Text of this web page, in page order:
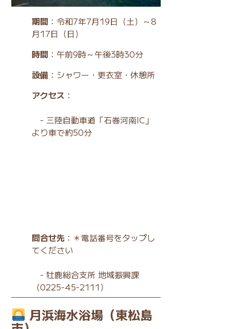
期間 ：令和7年7月19日（土）～8
月17日（日）
時間 ：午前9時～午後3時30分
設備 ：シャワー・更衣室・休憩所
アクセス ：
- 三陸自動車道「石巻河南IC」
より車で約50分
問合せ先 ：＊電話番号をタップし
てください
-牡鹿総合支所 地域振興課
（0225-45-2111）
月浜海水浴場（東松島